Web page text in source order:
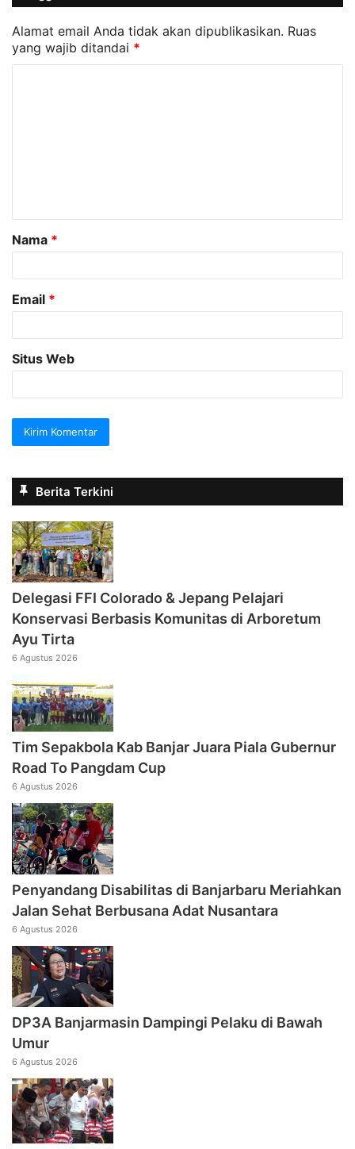
Alamat email Anda tidak akan dipublikasikan. Ruas
yang wajib ditandai *
a
r
Nama *
Email *
Situs Web
Berita Terkini
Delegasi FFI Colorado & Jepang Pelajari
Konservasi Berbasis Komunitas di Arboretum
Ayu Tirta
6 Agustus 2026
Tim Sepakbola Kab Banjar Juara Piala Gubernur
Road To Pangdam Cup
6 Agustus 2026
Penyandang Disabilitas di Banjarbaru Meriahkan
Jalan Sehat Berbusana Adat Nusantara
6 Agustus 2026
DP3A Banjarmasin Dampingi Pelaku di Bawah
Umur
6 Agustus 2026